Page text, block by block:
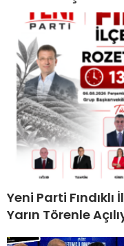
Yeni Parti Fındıklı
Yarın Törenle